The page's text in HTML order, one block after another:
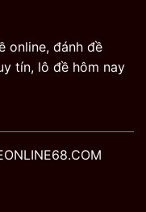
online, đánh đề
tín, lô đề hôm nay